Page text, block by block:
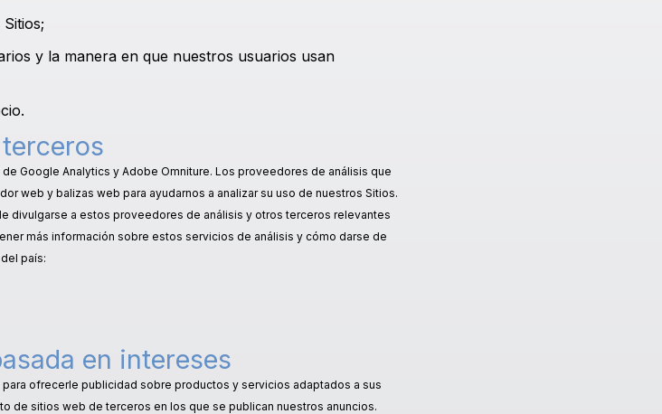
y la manera en que nuestros usuarios usan
Google Analytics y Adobe Omniture. Los proveedores de análisis que
web y balizas web para ayudarnos a analizar su uso de nuestros Sitios.
divulgarse a estos proveedores de análisis y otros terceros relevantes
más información sobre estos servicios de análisis y cómo darse de
país:
en intereses
ofrecerle publicidad sobre productos y servicios adaptados a sus
de sitios web de terceros en los que se publican nuestros anuncios.